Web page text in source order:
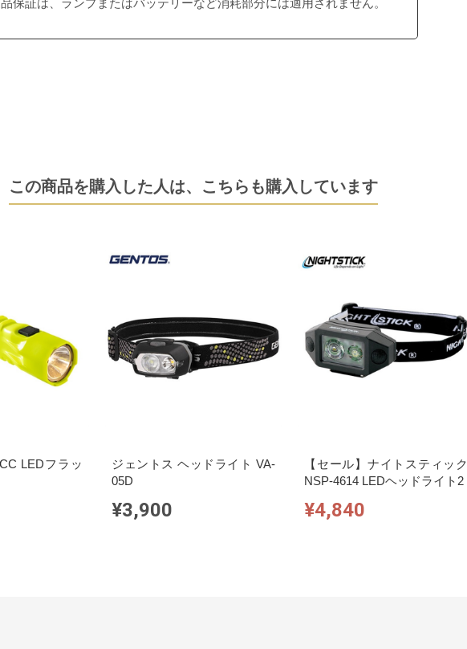
証は、ランプまたはバッテリーなど消耗部分には適用されません。
この商品を購入した人は、 こちらも購入しています
LEDフラッ
ジェントス ヘッドライト VA-
05D
¥3,900
【セール】ナイトスティック
NSP-4614 LEDヘッドライト2
¥4,840